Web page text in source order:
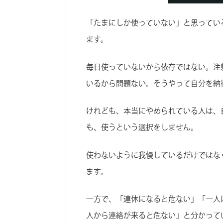
「たまにしか使っていない」と思って
ます。
毎日使っていないから依存ではない。
いるから問題ない。そうやって自分を
けれども、本当にやめられている人は
も、使うという選択をしません。
使わないように我慢しているだけでは
ます。
一方で、「連休になると危ない」「一
人から連絡が来ると危ない」と分かっ